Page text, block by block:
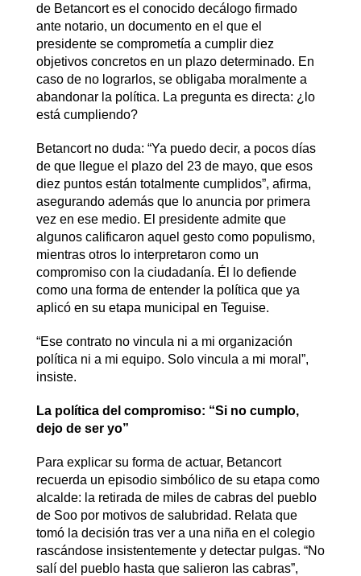
de Betancort es el conocido decálogo firmado
ante notario, un documento en el que el
presidente se comprometía a cumplir diez
objetivos concretos en un plazo determinado. En
caso de no lograrlos, se obligaba moralmente a
abandonar la política. La pregunta es directa: ¿lo
está cumpliendo?
Betancort no duda: “Ya puedo decir, a pocos días
de que llegue el plazo del 23 de mayo, que esos
diez puntos están totalmente cumplidos”, afirma,
asegurando además que lo anuncia por primera
vez en ese medio. El presidente admite que
algunos calificaron aquel gesto como populismo,
mientras otros lo interpretaron como un
compromiso con la ciudadanía. Él lo defiende
como una forma de entender la política que ya
aplicó en su etapa municipal en Teguise.
“Ese contrato no vincula ni a mi organización
política ni a mi equipo. Solo vincula a mi moral”,
insiste.
La política del compromiso: “Si no cumplo,
dejo de ser yo”
Para explicar su forma de actuar, Betancort
recuerda un episodio simbólico de su etapa como
alcalde: la retirada de miles de cabras del pueblo
de Soo por motivos de salubridad. Relata que
tomó la decisión tras ver a una niña en el colegio
rascándose insistentemente y detectar pulgas. “No
salí del pueblo hasta que salieron las cabras”,